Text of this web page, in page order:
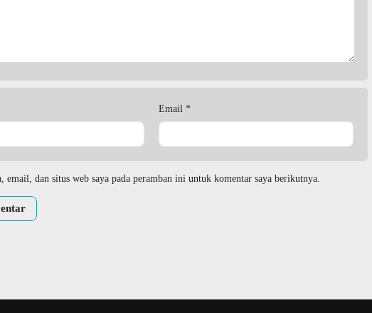
Email *
email, dan situs web saya pada peramban ini untuk komentar saya berikutnya.